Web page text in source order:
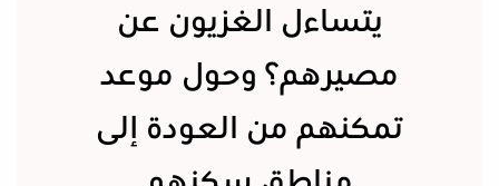
يتساءل الغزيون عن
مصيرهم؟ وحول موعد
تمكنهم من العودة إلى